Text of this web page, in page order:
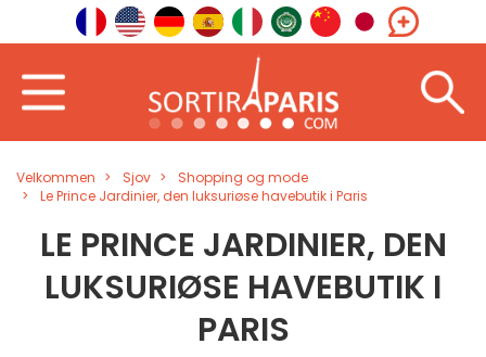
Velkommen Sjov
Shopping og mode
Le Prince Jardinier, den luksuriøse havebutik i Paris
LE PRINCE JARDINIER, DEN
LUKSURIØSE HAVEBUTIK I
PARIS